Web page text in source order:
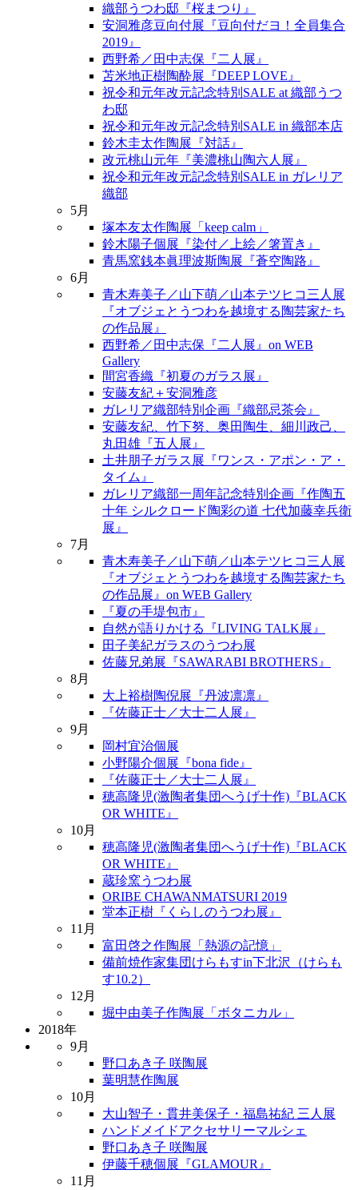
織部うつわ邸『桜まつり』
安洞雅彦豆向付展『豆向付だヨ！全員集合
2019』
西野希／田中志保『二人展』
苫米地正樹陶酔展『DEEP LOVE』
祝令和元年改元記念特別SALE at 織部うつ
わ邸
祝令和元年改元記念特別SALE in 織部本店
鈴木圭太作陶展『対話』
改元桃山元年『美濃桃山陶六人展』
祝令和元年改元記念特別SALE in ガレリア
織部
5月
塚本友太作陶展「keep calm」
鈴木陽子個展『染付／上絵／箸置き』
青馬窯銭本眞理波斯陶展『蒼空陶路』
6月
青木寿美子／山下萌／山本テツヒコ三人展
『オブジェとうつわを越境する陶芸家たち
の作品展』
西野希／田中志保『二人展』on WEB
Gallery
間宮香織『初夏のガラス展』
安藤友紀＋安洞雅彦
ガレリア織部特別企画『織部忌茶会』
安藤友紀、竹下努、奥田陶生、細川政己、
丸田雄『五人展』
土井朋子ガラス展『ワンス・アポン・ア・
タイム』
ガレリア織部一周年記念特別企画『作陶五
十年 シルクロード陶彩の道 七代加藤幸兵衛
展』
7月
青木寿美子／山下萌／山本テツヒコ三人展
『オブジェとうつわを越境する陶芸家たち
の作品展』on WEB Gallery
『夏の手堤包市』
自然が語りかける『LIVING TALK展』
田子美紀ガラスのうつわ展
佐藤兄弟展『SAWARABI BROTHERS』
8月
大上裕樹陶倪展『丹波凛凛』
『佐藤正士／大士二人展』
9月
岡村宜治個展
小野陽介個展『bona fide』
『佐藤正士／大士二人展』
穂高隆児(激陶者集団へうげ十作)『BLACK
OR WHITE』
10月
穂高隆児(激陶者集団へうげ十作)『BLACK
OR WHITE』
蔵珍窯うつわ展
ORIBE CHAWANMATSURI 2019
堂本正樹『くらしのうつわ展』
11月
富田啓之作陶展「熱源の記憶」
備前焼作家集団けらもすin下北沢（けらも
す10.2）
12月
堀中由美子作陶展「ボタニカル」
2018年
9月
野口あき子 咲陶展
葉明慧作陶展
10月
大山智子・貫井美保子・福島祐紀 三人展
ハンドメイドアクセサリーマルシェ
野口あき子 咲陶展
伊藤千穂個展『GLAMOUR』
11月